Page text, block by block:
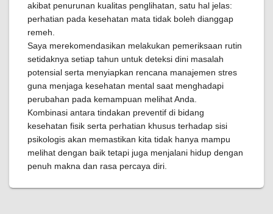
akibat penurunan kualitas penglihatan, satu hal jelas:
perhatian pada kesehatan mata tidak boleh dianggap
remeh.
Saya merekomendasikan melakukan pemeriksaan rutin
setidaknya setiap tahun untuk deteksi dini masalah
potensial serta menyiapkan rencana manajemen stres
guna menjaga kesehatan mental saat menghadapi
perubahan pada kemampuan melihat Anda.
Kombinasi antara tindakan preventif di bidang
kesehatan fisik serta perhatian khusus terhadap sisi
psikologis akan memastikan kita tidak hanya mampu
melihat dengan baik tetapi juga menjalani hidup dengan
penuh makna dan rasa percaya diri.